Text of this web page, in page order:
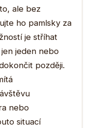
ale bez
ho pamlsky za
je stříhat
jeden nebo
později.
nebo
situací